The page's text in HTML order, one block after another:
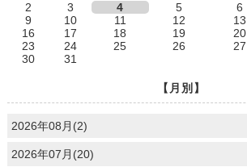
2
3 4 5 6
9
10 11 12 13
16
17 18 19 20
23
24 25 26 27
30
31
【月別】
2026年08月(2)
2026年07月(20)